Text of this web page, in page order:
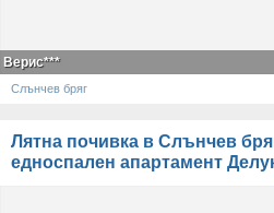
Верис***
Слънчев бряг
Лятна почивка в Слънчев
едноспален апартамент